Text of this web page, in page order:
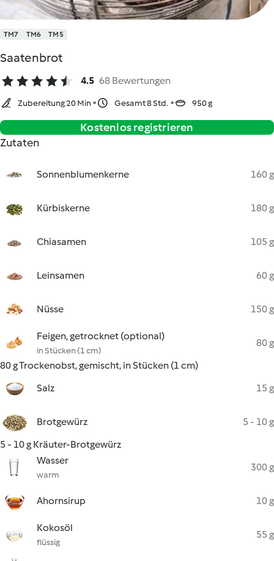
TM7 TM6 TM5
Saatenbrot
4.5 68 Bewertungen
Zubereitung 20 Min Gesamt 8 Std. 950 g
Kostenlos registrieren
Zutaten
Sonnenblumenkerne 160 g
Kürbiskerne 180 g
Chiasamen 105 g
Leinsamen 60 g
Nüsse 150 g
Feigen, getrocknet (optional)
in Stücken (1 cm)
80 g
80 g Trockenobst, gemischt, in Stücken (1 cm)
Salz
15 g
Brotgewürz
5 - 10 g
5 - 10 g Kräuter-Brotgewürz
Wasser
warm
300 g
Ahornsirup 10 g
Kokosöl
flüssig
55 g